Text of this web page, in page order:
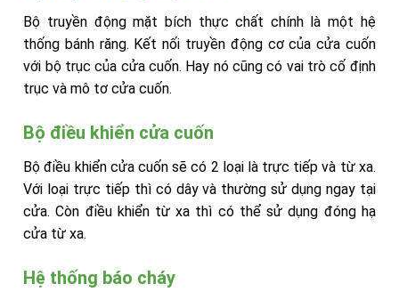
Bộ truyền động mặt bích thực chất chính là một hệ
thống bánh răng. Kết nối truyền động cơ của cửa cuốn
với bộ trục của cửa cuốn. Hay nó cũng có vai trò cố định
trục và mô tơ cửa cuốn.
Bộ điều khiển cửa cuốn
Bộ điều khiển cửa cuốn sẽ có 2 loại là trực tiếp và từ xa.
Với loại trực tiếp thì có dây và thường sử dụng ngay tại
cửa. Còn điều khiển từ xa thì có thể sử dụng đóng hạ
cửa từ xa.
Hệ thống báo cháy